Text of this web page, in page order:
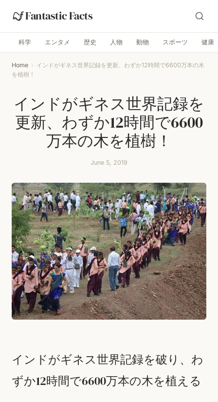
Fantastic Facts
科学 エンタメ 歴史 人物 動物 スポーツ 健康
Home › インドがギネス世界記録を更新、わずか12時間で6600万本の木
を植樹！
インドがギネス世界記録を
更新、わずか12時間で6600
万本の木を植樹！
June 5, 2019
インドがギネス世界記録を破り、わ
ずか12時間で6600万本の木を植える